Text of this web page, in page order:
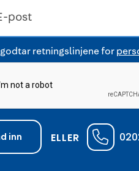
godtar retningslinjene for
ELLER